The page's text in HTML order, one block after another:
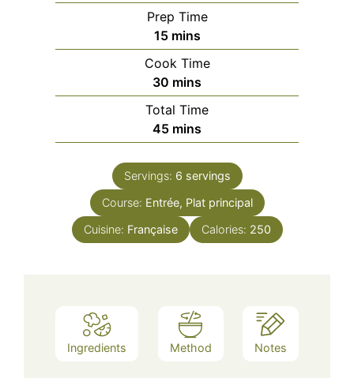
Prep Time
15minutes
mins
Cook Time
30 minutes
mins
Total Time
45minutes
mins
Servings: 6 servings
Course: Entrée, Plat principal
Cuisine: Française Calories: 250
Ingredients Method Notes